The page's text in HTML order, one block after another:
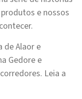
e nossos
de Alaor e
Gedore e
Leia a